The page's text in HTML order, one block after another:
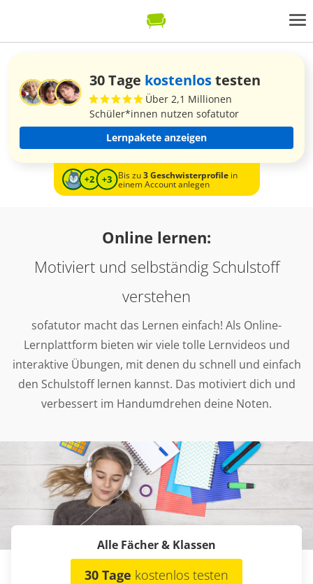
30 Tage kostenlostesten
Über 2,1 Millionen
Schüler*innen nutzen sofatutor
Lernpakete anzeigen
Bis zu3 Geschwisterprofilein
einem Account anlegen
Online lernen:
Motiviert und selbständig Schulstoff
verstehen
sofatutor macht das Lernen einfach! Als Online-
Lernplattform bieten wir viele tolle Lernvideos und
interaktive Übungen, mit denen du schnell und einfach
den Schulstoff lernen kannst. Das motiviert dich und
verbessert im Handumdrehen deine Noten.
Alle Fächer & Klassen
30 Tage kostenlos testen